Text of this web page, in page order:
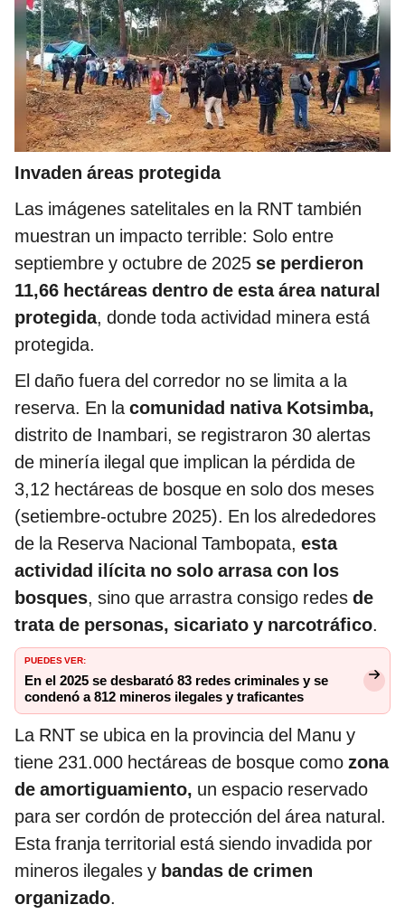
Invaden áreas protegida
Las imágenes satelitales en la RNT también
muestran un impacto terrible: Solo entre
septiembre y octubre de 2025 se perdieron
11,66 hectáreas dentro de esta área natural
protegida, donde toda actividad minera está
protegida.
El daño fuera del corredor no se limita a la
reserva. En lacomunidad nativa Kotsimba,
distrito de Inambari, se registraron 30 alertas
de minería ilegal que implican la pérdida de
3,12 hectáreas de bosque en solo dos meses
(setiembre-octubre 2025). En los alrededores
de la Reserva Nacional Tambopata, esta
actividad ilícita no solo arrasa con los
bosques, sino que arrastra consigo redes de
trata de personas, sicariato y narcotráfico.
PUEDES VER:
En el 2025 se desbarató 83 redes criminales y se
condenó a 812 mineros ilegales y traficantes
La RNT se ubica en la provincia del Manu y
tiene 231.000 hectáreas de bosque como zona
de amortiguamiento, un espacio reservado
para ser cordón de protección del área natural.
Esta franja territorial está siendo invadida por
mineros ilegales y bandas de crimen
organizado.